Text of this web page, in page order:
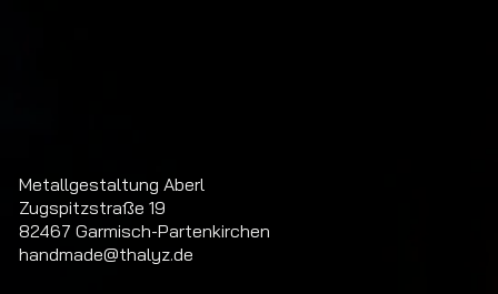
Metallgestaltung Aberl
Zugspitzstraße 19
82467 Garmisch-Partenkirchen
handmade@thalyz.de